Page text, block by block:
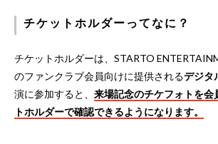
チケットホルダーってなに？
チケットホルダーは、STARTO
のファンクラブ会員向けに提供されるデジタ
演に参加すると、 来場記念のチケフォトを会
トホルダーで確認できるようになります。